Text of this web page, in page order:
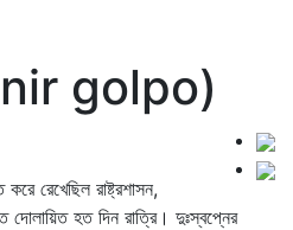
golpo)
রেখেছিল রাষ্ট্রশাসন,
দোলায়িত হত দিন রাত্রি। দুঃস্বপ্নের